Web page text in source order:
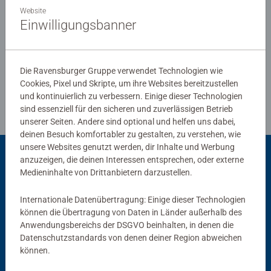
Richtlinien für Bewertungen
Passend dazu
Website
Einwilligungsbanner
Die Ravensburger Gruppe verwendet Technologien wie
Cookies, Pixel und Skripte, um ihre Websites bereitzustellen
und kontinuierlich zu verbessern. Einige dieser Technologien
sind essenziell für den sicheren und zuverlässigen Betrieb
unserer Seiten. Andere sind optional und helfen uns dabei,
deinen Besuch komfortabler zu gestalten, zu verstehen, wie
unsere Websites genutzt werden, dir Inhalte und Werbung
anzuzeigen, die deinen Interessen entsprechen, oder externe
Medieninhalte von Drittanbietern darzustellen.
Internationale Datenübertragung: Einige dieser Technologien
können die Übertragung von Daten in Länder außerhalb des
Anwendungsbereichs der DSGVO beinhalten, in denen die
Datenschutzstandards von denen deiner Region abweichen
können.